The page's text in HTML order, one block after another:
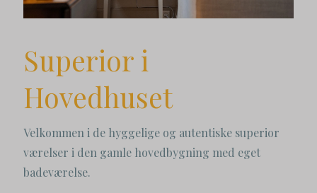
Superior i
Hovedhuset
Velkommen i de hyggelige og autentiske superior
værelser i den gamle hovedbygning med eget
badeværelse.